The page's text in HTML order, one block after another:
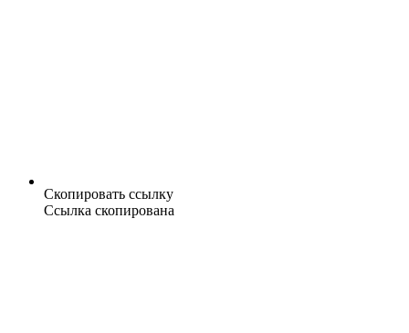
Скопировать ссылку
Ссылка скопирована